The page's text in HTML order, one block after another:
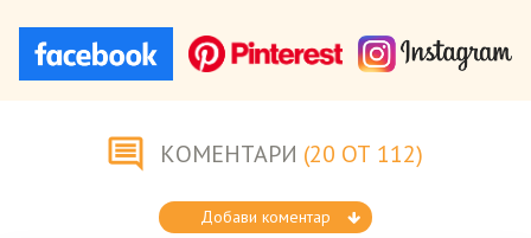
КОМЕНТАРИ (20 ОТ 112)
Добави коментар